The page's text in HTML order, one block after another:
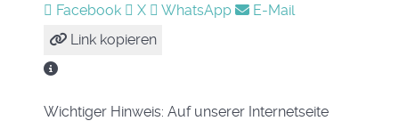
Facebook X WhatsApp
E-Mail
Link kopieren
Wichtiger Hinweis: Auf unserer Internetseite